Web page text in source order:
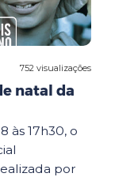
752 visualizações
natal da
às 17h30, o
por